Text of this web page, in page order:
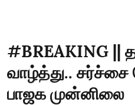
#BREAKING ||
வாழ்த்து.. சர்ச்சை
பாஜக முன்னிலை